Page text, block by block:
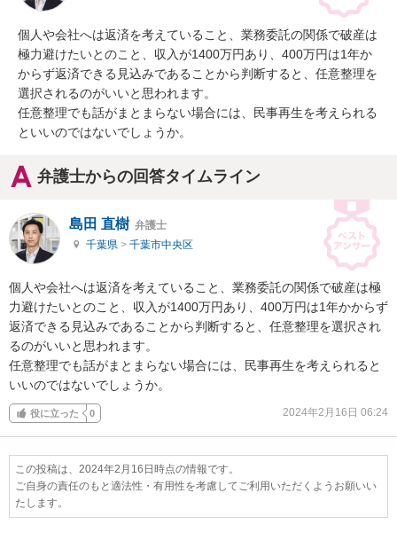
個人や会社へは返済を考えていること、業務委託の関係で破産は
極力避けたいとのこと、収入が1400万円あり、400万円は1年か
からず返済できる見込みであることから判断すると、任意整理を
選択されるのがいいと思われます。
任意整理でも話がまとまらない場合には、民事再生を考えられる
といいのではないでしょうか。
弁護士からの回答タイムライン
島田 直樹 弁護士
千葉県 > 千葉市中央区
個人や会社へは返済を考えていること、業務委託の関係で破産は極
力避けたいとのこと、収入が1400万円あり、400万円は1年かからず
返済できる見込みであることから判断すると、任意整理を選択され
るのがいいと思われます。
任意整理でも話がまとまらない場合には、民事再生を考えられると
いいのではないでしょうか。
役に立った 0 2024年2月16日 06:24
この投稿は、2024年2月16日時点の情報です。
ご自身の責任のもと適法性・有用性を考慮してご利用いただくようお願いい
たします。